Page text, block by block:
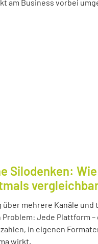
am Business vorbei
Silodenken:
mehrere Kanäle
Jede Plattform –
in eigenen
wirkt,...